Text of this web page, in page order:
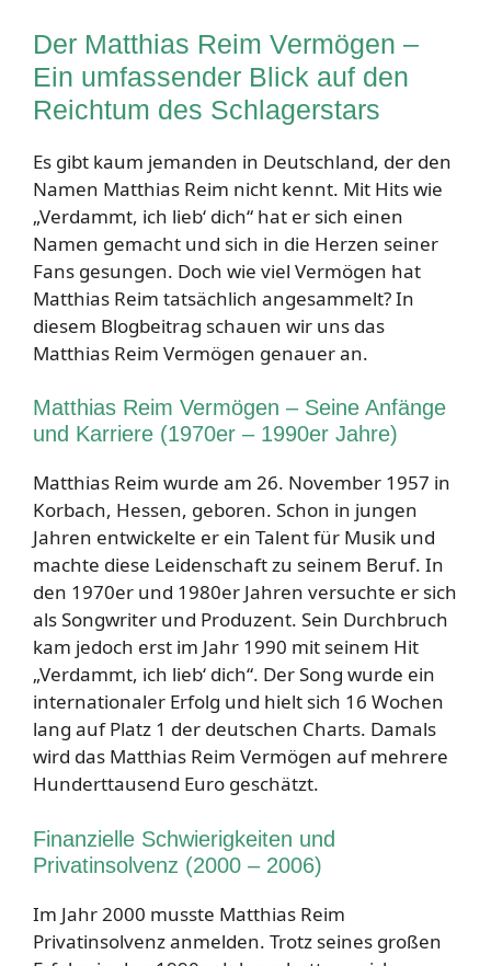
Der Matthias Reim Vermögen –
Ein umfassender Blick auf den
Reichtum des Schlagerstars
Es gibt kaum jemanden in Deutschland, der den
Namen Matthias Reim nicht kennt. Mit Hits wie
„Verdammt, ich lieb‘ dich“ hat er sich einen
Namen gemacht und sich in die Herzen seiner
Fans gesungen. Doch wie viel Vermögen hat
Matthias Reim tatsächlich angesammelt? In
diesem Blogbeitrag schauen wir uns das
Matthias Reim Vermögen genauer an.
Matthias Reim Vermögen – Seine Anfänge
und Karriere (1970er – 1990er Jahre)
Matthias Reim wurde am 26. November 1957 in
Korbach, Hessen, geboren. Schon in jungen
Jahren entwickelte er ein Talent für Musik und
machte diese Leidenschaft zu seinem Beruf. In
den 1970er und 1980er Jahren versuchte er sich
als Songwriter und Produzent. Sein Durchbruch
kam jedoch erst im Jahr 1990 mit seinem Hit
„Verdammt, ich lieb‘ dich“. Der Song wurde ein
internationaler Erfolg und hielt sich 16 Wochen
lang auf Platz 1 der deutschen Charts. Damals
wird das Matthias Reim Vermögen auf mehrere
Hunderttausend Euro geschätzt.
Finanzielle Schwierigkeiten und
Privatinsolvenz (2000 – 2006)
Im Jahr 2000 musste Matthias Reim
Privatinsolvenz anmelden. Trotz seines großen